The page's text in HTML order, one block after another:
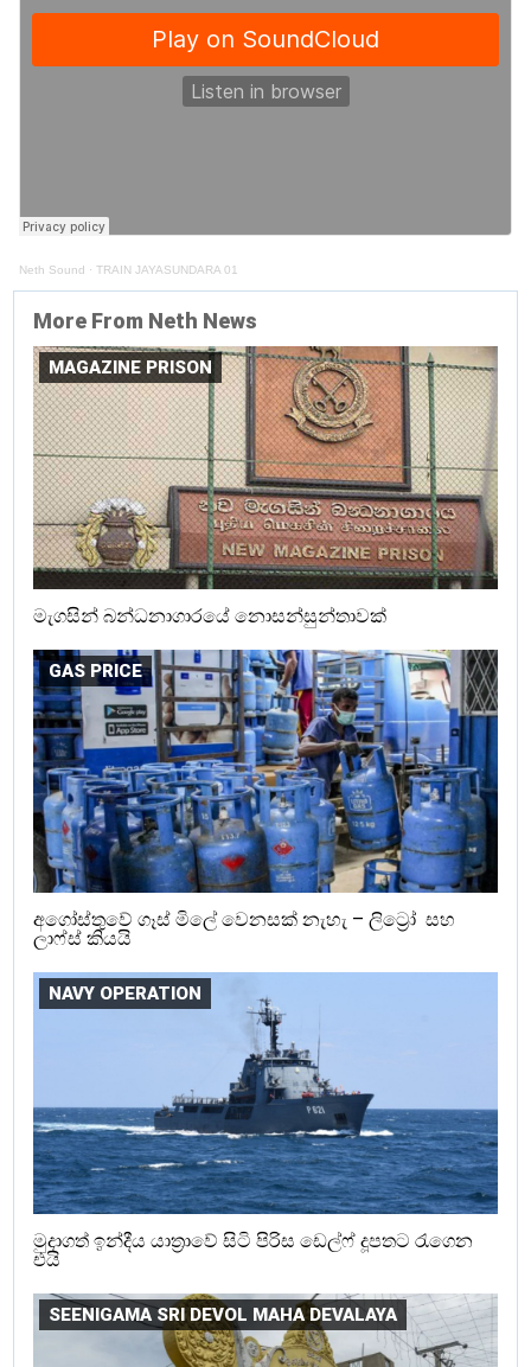
Neth Sound · TRAIN JAYASUNDARA 01
More From Neth News
MAGAZINE PRISON
මැගසින් බන්ධනාගාරයේ නොසන්සුන්තාවක්
GAS PRICE
අගෝස්තුවේ ගෑස් මිලේ වෙනසක් නැහැ – ලිට්‍රෝ සහ
ලාෆ්ස් කියයි
NAVY OPERATION
මුදාගත් ඉන්දීය යාත්‍රාවේ සිටි පිරිස ඩෙල්ෆ් දූපතට රැගෙන
එයි
SEENIGAMA SRI DEVOL MAHA DEVALAYA